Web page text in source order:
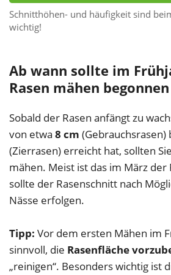
Schnitthöhen- und häufigkeit sind
wichtig!
Ab wann sollte im
Rasen mähen
Sobald der Rasen anfängt zu
von etwa 8 cm (Gebrauchsrasen)
(Zierrasen) erreicht hat, sollten
mähen. Meist ist das im März der
sollte der Rasenschnitt nach
Nässe erfolgen.
Tipp: Vor dem ersten Mähen im
sinnvoll, die Rasenfläche
„reinigen“. Besonders wichtig ist